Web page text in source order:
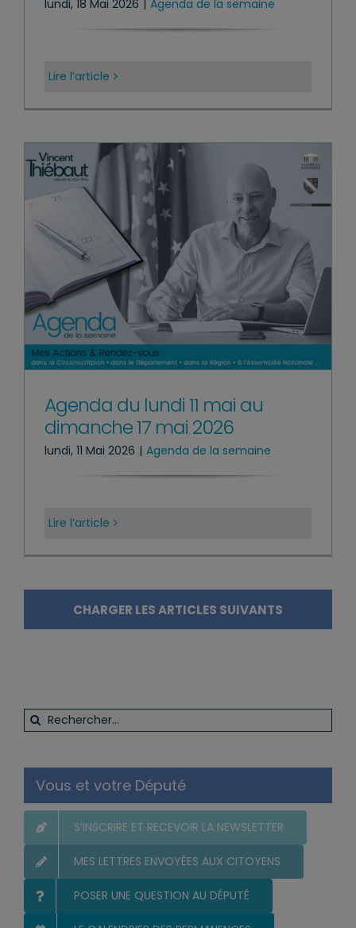
lundi, 18 Mai 2026 Agenda de la semaine
Lire l’article
Agenda du lundi 11 mai au
dimanche 17 mai 2026
lundi, 11 Mai 2026 | Agenda de la semaine
Lire l’article
CHARGER LES ARTICLES SUIVANTS
Rechercher:
Vous et votre Député
S’INSCRIRE ET RECEVOIR LA NEWSLETTER
MES LETTRES ENVOYÉES AUX CITOYENS
POSER UNE QUESTION AU DÉPUTÉ